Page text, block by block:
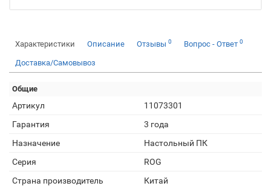
Характеристики Описание Отзывы 0 Вопрос - Ответ 0
Доставка/Самовывоз
Общие
Артикул
11073301
Гарантия
3 года
Назначение
Настольный ПК
Серия
ROG
Страна производитель
Китай